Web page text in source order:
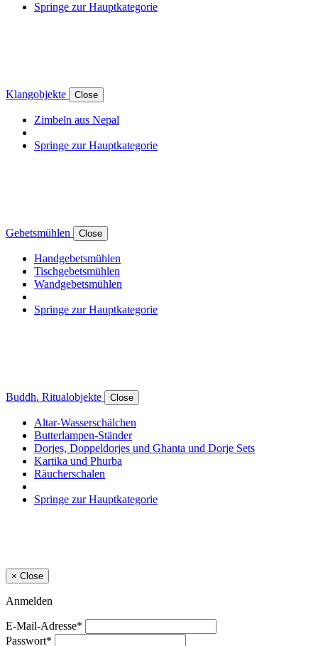
Springe zur Hauptkategorie
Klangobjekte Close
Zimbeln aus Nepal
Springe zur Hauptkategorie
Gebetsmühlen Close
Handgebetsmühlen
Tischgebetsmühlen
Wandgebetsmühlen
Springe zur Hauptkategorie
Buddh. Ritualobjekte Close
Altar-Wasserschälchen
Butterlampen-Ständer
Dorjes, Doppeldorjes und Ghanta und Dorje Sets
Kartika und Phurba
Räucherschalen
Springe zur Hauptkategorie
× Close
Anmelden
E-Mail-Adresse*
Passwort*